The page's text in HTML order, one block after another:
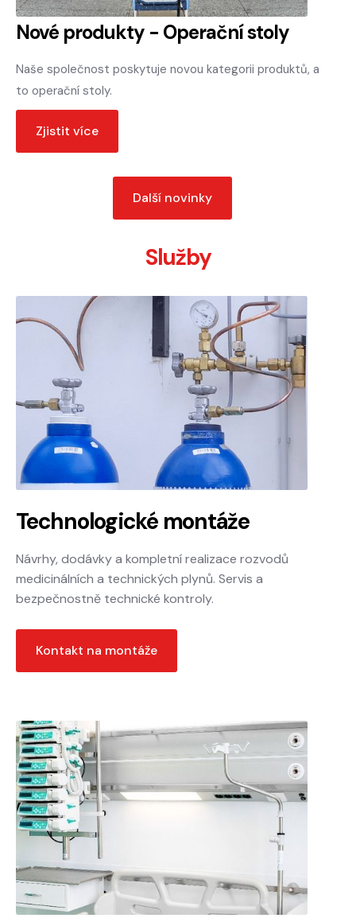
Nové produkty - Operační stoly
Naše společnost poskytuje novou kategorii produktů, a
to operační stoly.
Zjistit více
Další novinky
Služby
Technologické montáže
Návrhy, dodávky a kompletní realizace rozvodů
medicinálních a technických plynů. Servis a
bezpečnostně technické kontroly.
Kontakt na montáže